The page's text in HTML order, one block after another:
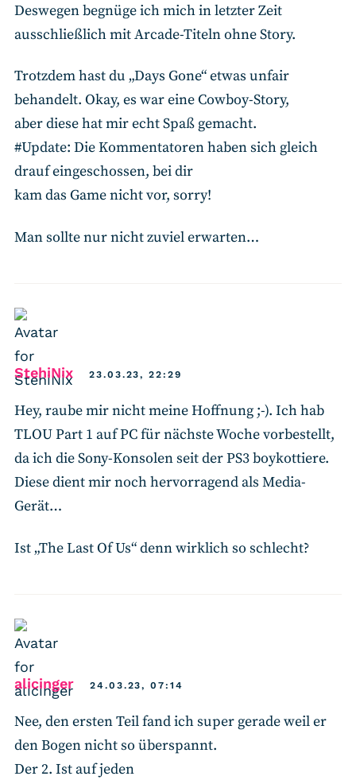
Deswegen begnüge ich mich in letzter Zeit
ausschließlich mit Arcade-Titeln ohne Story.
Trotzdem hast du „Days Gone“ etwas unfair
behandelt. Okay, es war eine Cowboy-Story,
aber diese hat mir echt Spaß gemacht.
#Update: Die Kommentatoren haben sich gleich
drauf eingeschossen, bei dir
kam das Game nicht vor, sorry!
Man sollte nur nicht zuviel erwarten…
StehiNixsays:23.03.23, 22:29
Hey, raube mir nicht meine Hoffnung ;-). Ich hab
TLOU Part 1 auf PC für nächste Woche vorbestellt,
da ich die Sony-Konsolen seit der PS3 boykottiere.
Diese dient mir noch hervorragend als Media-
Gerät…
Ist „The Last Of Us“ denn wirklich so schlecht?
alicingersays:24.03.23, 07:14
Nee, den ersten Teil fand ich super gerade weil er
den Bogen nicht so überspannt.
Der 2. Ist auf jeden